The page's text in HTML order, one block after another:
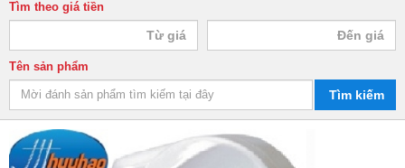
Tìm theo giá tiền
Tên sản phẩm
Tìm kiếm